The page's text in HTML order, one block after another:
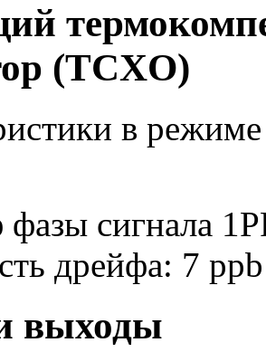
(TCXO)
в
сигнала
дрейфа: 7
выходы